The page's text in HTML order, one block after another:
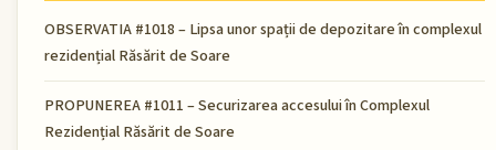
OBSERVATIA #1018 – Lipsa unor spații de depozitare în complexul
rezidențial Răsărit de Soare
PROPUNEREA #1011 – Securizarea accesului în Complexul
Rezidențial Răsărit de Soare